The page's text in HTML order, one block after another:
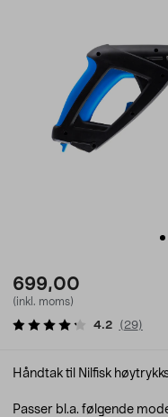
699,00
(inkl. moms)
4.2 ( 29)
Håndtak til Nilfisk
Passer bl.a. følgende